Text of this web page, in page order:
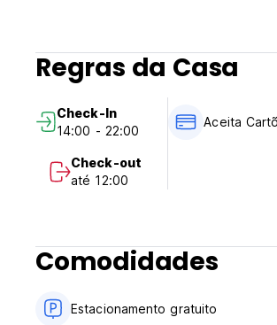
10. Animais de estimação não são
11. Horário de funcionamento da
Regras da Casa
Check-In
14:00 - 22:00
Check-out
até 12:00
Aceita
Comodidades
Estacionamento gratuito